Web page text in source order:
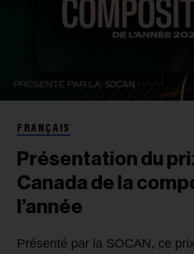
FRANÇAIS
Présentation du
Canada de la
l’année
Présenté par la SOCAN, ce